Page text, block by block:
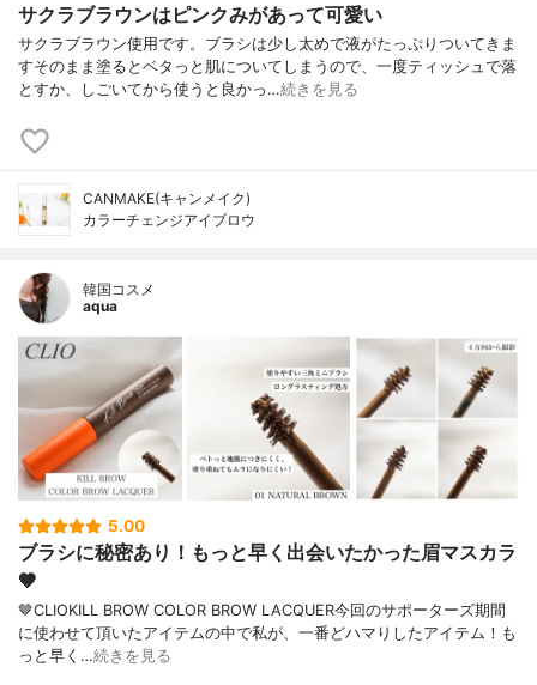
サクラブラウンはピンクみがあって可愛い
サクラブラウン使用です。ブラシは少し太めで液がたっぷりついてきま
すそのまま塗るとベタっと肌についてしまうので、一度ティッシュで落
とすか、しごいてから使うと良かっ…続きを見る
CANMAKE(キャンメイク)
カラーチェンジアイブロウ
韓国コスメ
aqua
5.00
ブラシに秘密あり！もっと早く出会いたかった眉マスカラ
🤎
🤎CLIOKILL BROW COLOR BROW LACQUER今回のサポーターズ期間
に使わせて頂いたアイテムの中で私が、一番どハマりしたアイテム！も
っと早く…続きを見る